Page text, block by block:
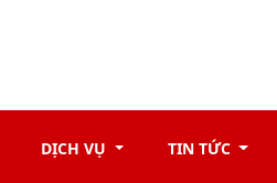
DỊCH VỤ TIN TỨC